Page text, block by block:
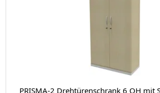
PRISMA-2 Drehtürenschrank 6 OH mit